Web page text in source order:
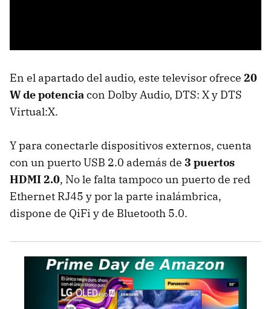
En el apartado del audio, este televisor ofrece 20
W de potenciacon Dolby Audio, DTS: X y DTS
Virtual:X.
Y para conectarle dispositivos externos, cuenta
con un puerto USB 2.0 además de 3 puertos
HDMI 2.0, No le falta tampoco un puerto de red
Ethernet RJ45 y por la parte inalámbrica,
dispone de QiFi y de Bluetooth 5.0.